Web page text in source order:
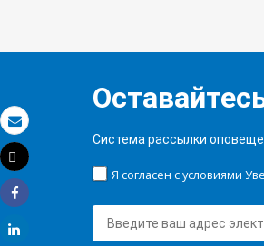
Электронная почта
Распечатать
Tweet
Share
Система рассылки
Я согласен с условиями